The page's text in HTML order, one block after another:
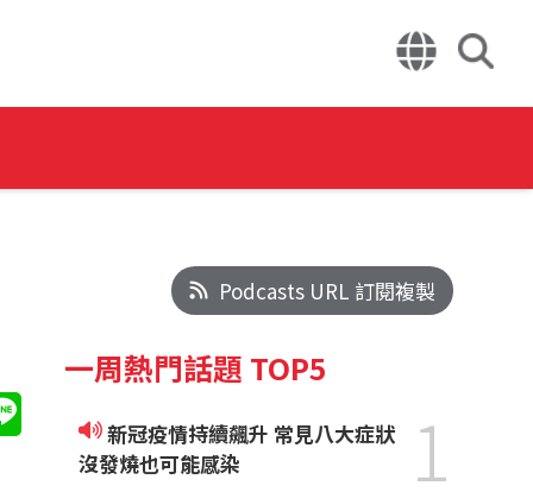
Podcasts URL 訂閱複製
一周熱門話題 TOP5
新冠疫情持續飆升 常見八大症狀
沒發燒也可能感染
1